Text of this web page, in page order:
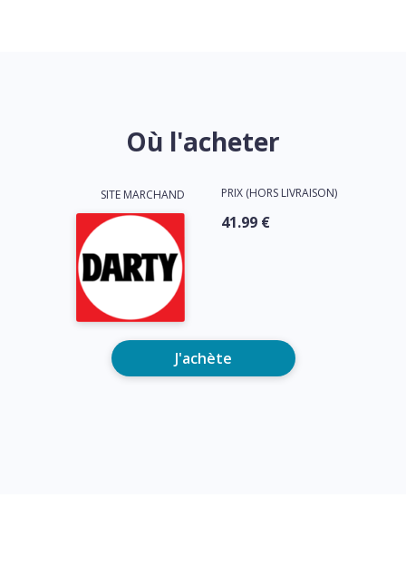
Où l'acheter
SITE MARCHAND PRIX (HORS LIVRAISON)
41.99 €
J'achète